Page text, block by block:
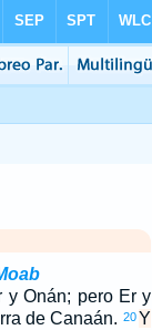
y Onán; pero Er y
de Canaán. 20 Y